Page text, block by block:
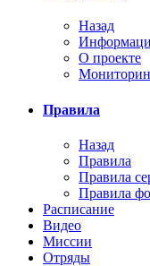
Назад
О проекте
Правила
Назад
Правила
Правила
Правила
Расписание
Видео
Миссии
Отряды